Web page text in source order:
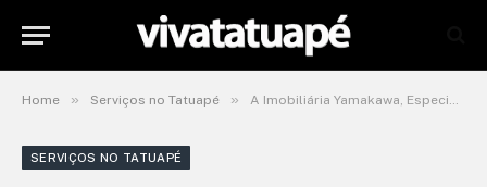
Home » Serviços no Tatuapé » A Imobiliária Yamakawa, Especialista em Imóveis à venda e locação na Zona Leste chegou no Tatuapé.
SERVIÇOS NO TATUAPÉ